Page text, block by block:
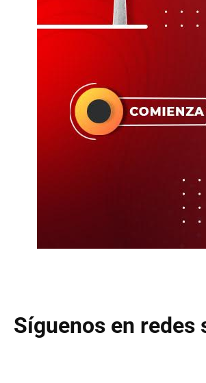
Síguenos en redes